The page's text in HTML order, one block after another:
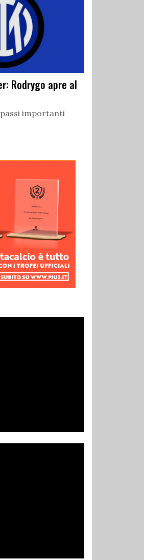
Rodrygo apre al
importanti